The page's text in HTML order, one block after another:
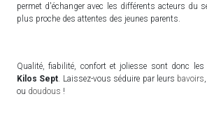
permet d'échanger avec les différents acteurs du
plus proche des attentes des jeunes parents.
Qualité, fiabilité, confort et joliesse sont donc
Kilos Sept . Laissez-vous séduire par leurs bavoirs
ou doudous !